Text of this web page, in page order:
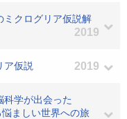
ミクログリア仮説解
2019
ア仮説 2019
科学が出会った
ましい世界への旅